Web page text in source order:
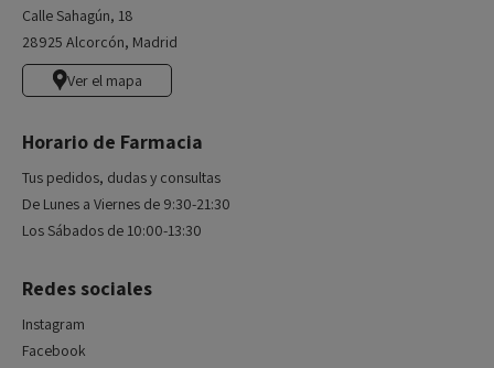
Calle Sahagún, 18
28925 Alcorcón, Madrid
Ver el mapa
Horario de Farmacia
Tus pedidos, dudas y consultas
De Lunes a Viernes de 9:30-21:30
Los Sábados de 10:00-13:30
Redes sociales
Instagram
Facebook